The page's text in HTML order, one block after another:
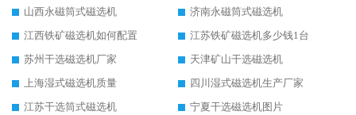
山西永磁筒式磁选机
济南永磁筒式磁选机
江西铁矿磁选机如何配置
江苏铁矿磁选机多少钱1台
苏州干选磁选机厂家
天津矿山干选磁选机
上海湿式磁选机质量
四川湿式磁选机生产厂家
江苏干选筒式磁选机
宁夏干选磁选机图片